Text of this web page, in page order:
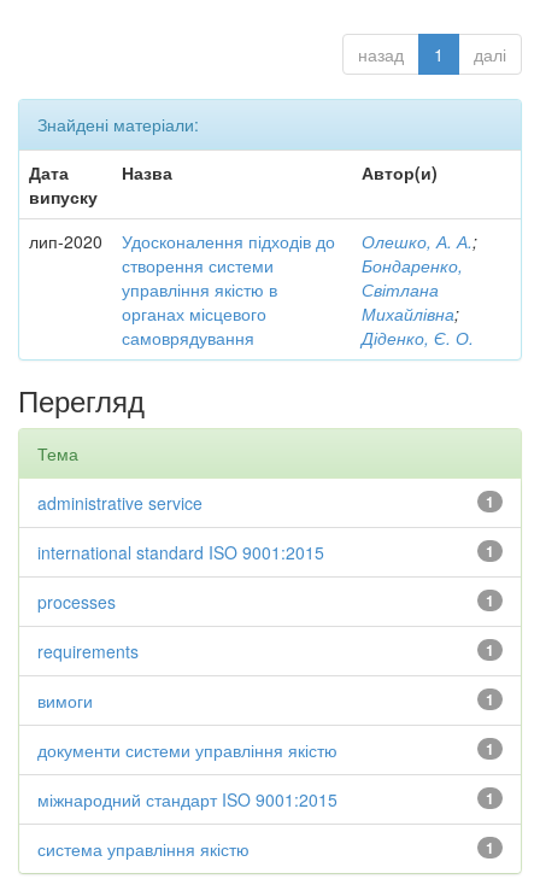
назад 1 далі
Знайдені матеріали:
Дата
випуску
Назва Автор(и)
лип-2020
Удосконалення підходів до
створення системи
управління якістю в
органах місцевого
самоврядування
Олешко, А. А.;
Бондаренко,
Світлана
Михайлівна;
Діденко, Є. О.
Перегляд
Тема
1
administrative service
1
international standard ISO 9001:2015
1
processes
1
requirements
1
вимоги
1
документи системи управління якістю
1
міжнародний стандарт ISO 9001:2015
1
система управління якістю